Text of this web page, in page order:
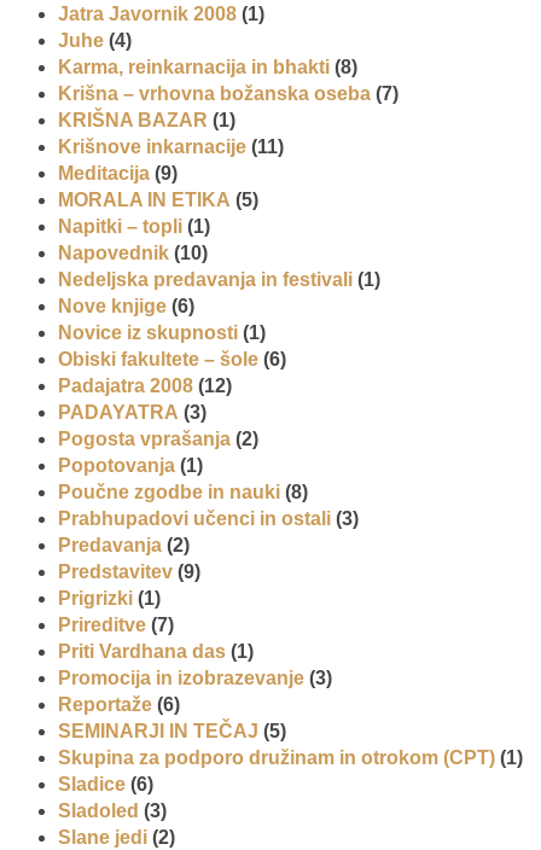
Jatra Javornik 2008 (1)
Juhe (4)
Karma, reinkarnacija in bhakti (8)
Krišna – vrhovna božanska oseba (7)
KRIŠNA BAZAR (1)
Krišnove inkarnacije (11)
Meditacija (9)
MORALA IN ETIKA (5)
Napitki – topli (1)
Napovednik (10)
Nedeljska predavanja in festivali (1)
Nove knjige (6)
Novice iz skupnosti (1)
Obiski fakultete – šole (6)
Padajatra 2008 (12)
PADAYATRA (3)
Pogosta vprašanja (2)
Popotovanja (1)
Poučne zgodbe in nauki (8)
Prabhupadovi učenci in ostali (3)
Predavanja (2)
Predstavitev (9)
Prigrizki (1)
Prireditve (7)
Priti Vardhana das (1)
Promocija in izobrazevanje (3)
Reportaže (6)
SEMINARJI IN TEČAJ (5)
Skupina za podporo družinam in otrokom (CPT) (1)
Sladice (6)
Sladoled (3)
Slane jedi (2)